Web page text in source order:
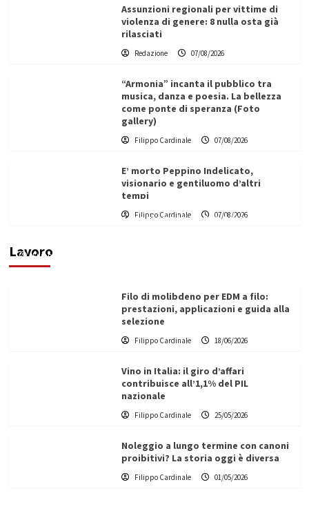
Assunzioni regionali per vittime di
violenza di genere: 8 nulla osta già
rilasciati
Redazione 07/08/2026
“Armonia” incanta il pubblico tra
musica, danza e poesia. La bellezza
come ponte di speranza (Foto
gallery)
Filippo Cardinale 07/08/2026
E’ morto Peppino Indelicato,
visionario e gentiluomo d’altri
tempi
Filippo Cardinale 07/08/2026
Lavoro
L’ingegnere saccense Buscarnera partner chiave
di un progetto transnazionale per la transizione
Filippo Cardinale
Filo di molibdeno per EDM a filo:
prestazioni, applicazioni e guida alla
selezione
Filippo Cardinale 18/06/2026
Vino in Italia: il giro d’affari
contribuisce all’1,1% del PIL
nazionale
Filippo Cardinale 25/05/2026
Noleggio a lungo termine con canoni
proibitivi? La storia oggi è diversa
Filippo Cardinale 01/05/2026